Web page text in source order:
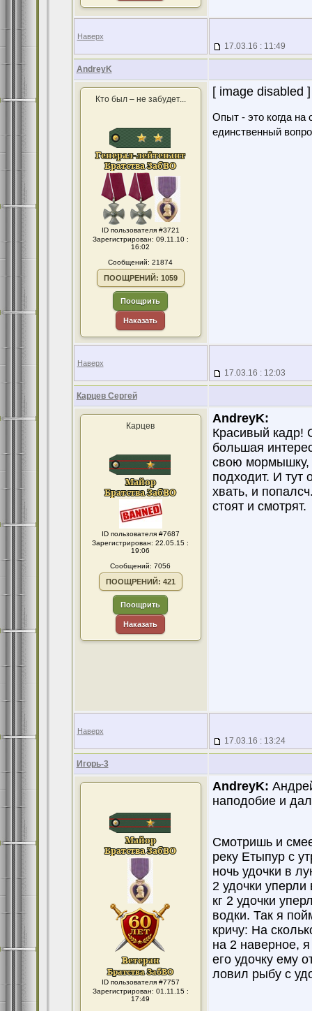
Наверх
17.03.16 : 11:49
AndreyK
Кто был – не забудет...
ID пользователя #3721
Зарегистрирован: 09.11.10 :
16:02
Сообщений: 21874
ПООЩРЕНИЙ: 1059
Поощрить
Наказать
[ image disabled ]
Опыт - это когда на
единственный
Наверх
17.03.16 : 12:03
Карцев Сергей
Карцев
ID пользователя #7687
Зарегистрирован: 22.05.15 :
19:06
Сообщений: 7056
ПООЩРЕНИЙ: 421
Поощрить
Наказать
AndreyK:
Красивый кадр!
большая
свою мормышку,
подходит. И тут
хвать, и
стоят и смотрят.
Наверх
17.03.16 : 13:24
Игорь-3
ID пользователя #7757
Зарегистрирован: 01.11.15 :
17:49
AndreyK:
наподобие и
Смотришь и
реку Етыпур с
ночь удочки в
2 удочки
кг 2 удочки
водки. Так я
кричу: На
на 2 наверное,
его удочку ему
ловил рыбу с